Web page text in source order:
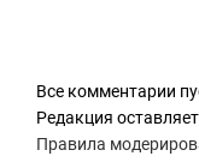
Все комментарии
Редакция
Правила